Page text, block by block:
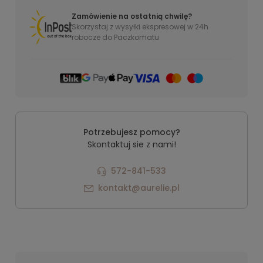
Zamówienie na ostatnią chwilę?
Skorzystaj z wysyłki ekspresowej w 24h
robocze do Paczkomatu
Potrzebujesz pomocy?
Skontaktuj sie z nami!
572-841-533
kontakt@aurelie.pl